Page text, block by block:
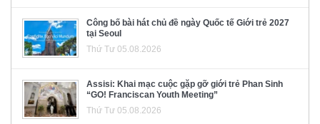
Công bố bài hát chủ đề ngày Quốc tế Giới trẻ 2027
tại Seoul
Thứ Tư 05.08.2026
Assisi: Khai mạc cuộc gặp gỡ giới trẻ Phan Sinh
“GO! Franciscan Youth Meeting”
Thứ Tư 05.08.2026